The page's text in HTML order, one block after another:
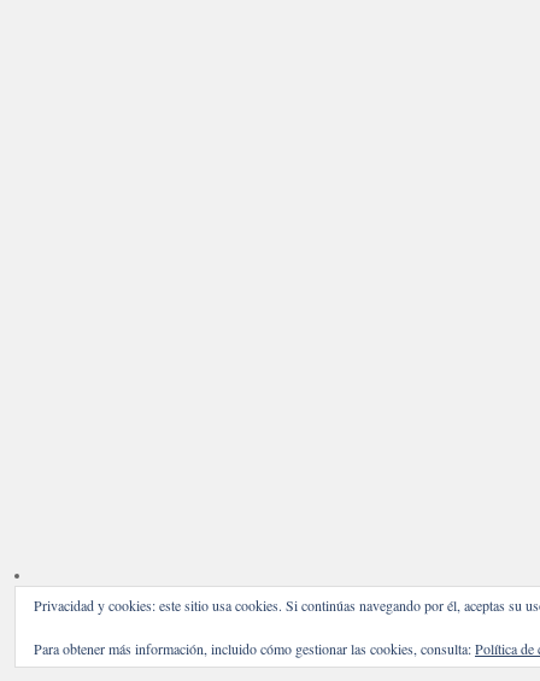
Privacidad y cookies: este sitio usa cookies. Si continúas navegando por él, aceptas su
Para obtener más información, incluido cómo gestionar las cookies, consulta:Política de